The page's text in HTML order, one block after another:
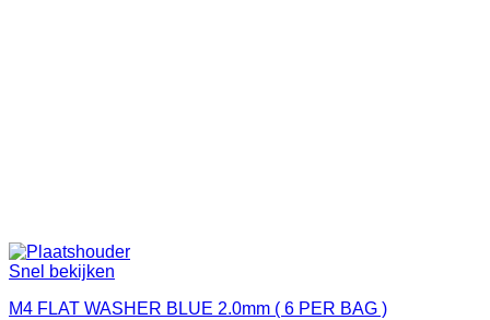
Snel bekijken
M4 FLAT WASHER BLUE 2.0mm ( 6 PER BAG )